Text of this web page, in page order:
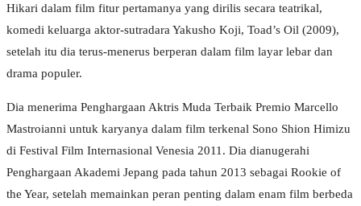
Hikari dalam film fitur pertamanya yang dirilis secara teatrikal,
komedi keluarga aktor-sutradara Yakusho Koji, Toad’s Oil (2009),
setelah itu dia terus-menerus berperan dalam film layar lebar dan
drama populer.
Dia menerima Penghargaan Aktris Muda Terbaik Premio Marcello
Mastroianni untuk karyanya dalam film terkenal Sono Shion Himizu
di Festival Film Internasional Venesia 2011. Dia dianugerahi
Penghargaan Akademi Jepang pada tahun 2013 sebagai Rookie of
the Year, setelah memainkan peran penting dalam enam film berbeda